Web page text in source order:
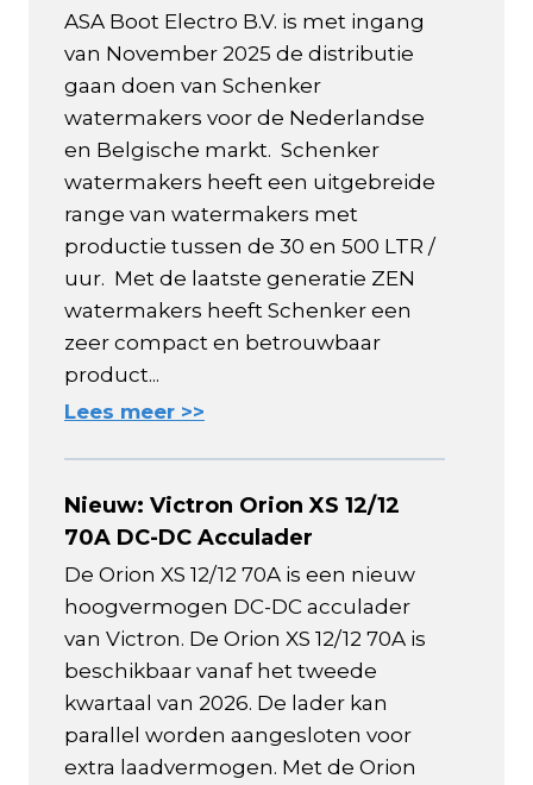
ASA Boot Electro B.V. is met ingang
van November 2025 de distributie
gaan doen van Schenker
watermakers voor de Nederlandse
en Belgische markt. Schenker
watermakers heeft een uitgebreide
range van watermakers met
productie tussen de 30 en 500 LTR /
uur. Met de laatste generatie ZEN
watermakers heeft Schenker een
zeer compact en betrouwbaar
product...
Lees meer >>
Nieuw: Victron Orion XS 12/12
70A DC-DC Acculader
De Orion XS 12/12 70A is een nieuw
hoogvermogen DC-DC acculader
van Victron. De Orion XS 12/12 70A is
beschikbaar vanaf het tweede
kwartaal van 2026. De lader kan
parallel worden aangesloten voor
extra laadvermogen. Met de Orion